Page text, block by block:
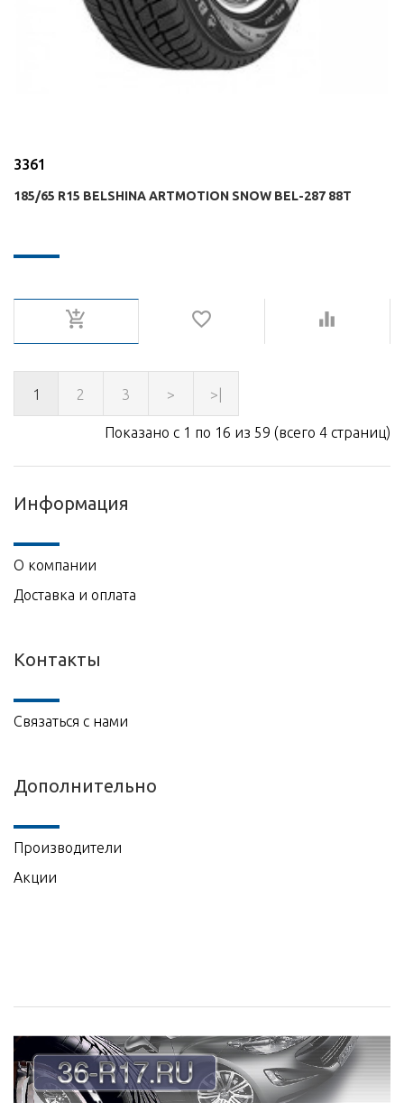
3361
185/65 R15 BELSHINA ARTMOTION SNOW BEL-287 88T
1 2 3 > >|
Показано с 1 по 16 из 59 (всего 4 страниц)
Информация
О компании
Доставка и оплата
Контакты
Связаться с нами
Дополнительно
Производители
Акции